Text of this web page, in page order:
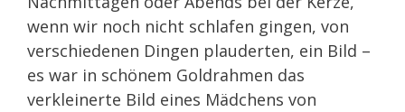
wenn wir noch nicht schlafen gingen, von
verschiedenen Dingen plauderten, ein Bild –
es war in schönem Goldrahmen das
verkleinerte Bild eines Mädchens von